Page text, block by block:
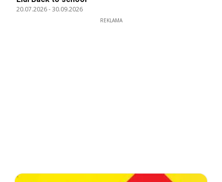
20.07.2026-30.09.2026
REKLAMA